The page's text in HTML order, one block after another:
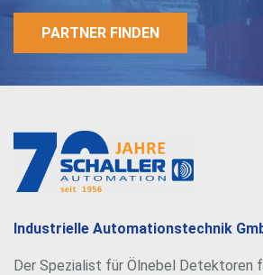
PARTNER FINDEN
Industrielle Automationstechnik
Der Spezialist für Ölnebel Detektoren